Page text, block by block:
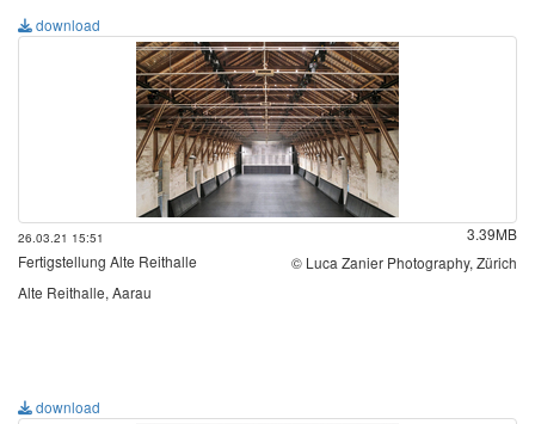
download
26.03.21 15:51
3.39MB
© Luca Zanier Photography, Zürich
Fertigstellung Alte Reithalle
Alte Reithalle, Aarau
download